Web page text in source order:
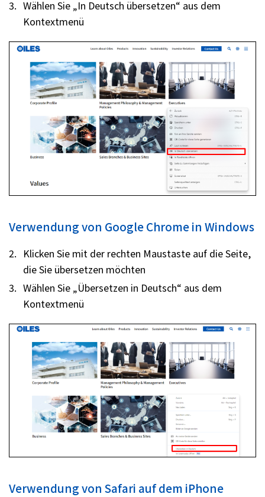
Informationen für
Kontakt
Datenschutz
Social Media-Richtlinie
Website-Karte
Bedingungen für die Nutzung
Wählen Sie „In Deutsch übersetzen“ aus dem
Kontextmenü
Verwendung von Google Chrome in Windows
Klicken Sie mit der rechten Maustaste auf die Seite,
die Sie übersetzen möchten
Wählen Sie „Übersetzen in Deutsch“ aus dem
Kontextmenü
Verwendung von Safari auf dem iPhone